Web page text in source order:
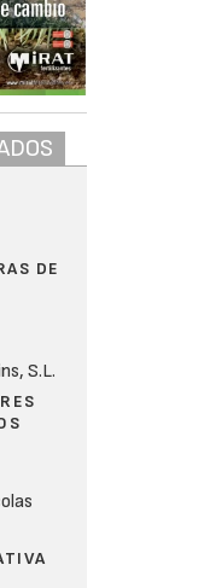
DE
S.L.